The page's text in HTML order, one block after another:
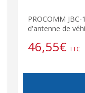
PROCOMM
d'antenne de
46,55€ TTC